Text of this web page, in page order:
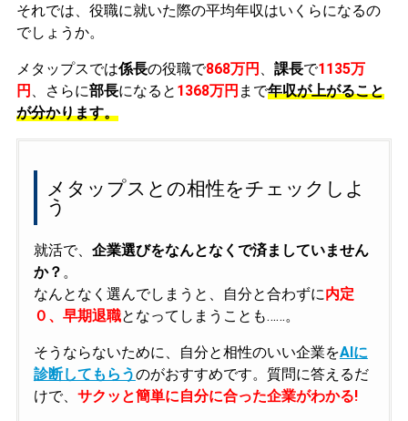
それでは、役職に就いた際の平均年収はいくらになるの
でしょうか。
メタップスでは係長の役職で868万円 課長で1135万
円
、さらに部長になると 1368万円 まで年収が上がること
が分かります。
メタップスとの相性をチェックしよ
う
就活で、 企業選びをなんとなくで済ましていません
か？ 。
なんとなく選んでしまうと、自分と合わずに内定
０、早期退職となってしまうことも……。
そうならないために、自分と相性のいい企業をAIに
診断してもらうのがおすすめです。質問に答えるだ
けで、 サクッと簡単に自分に合った企業がわかる!